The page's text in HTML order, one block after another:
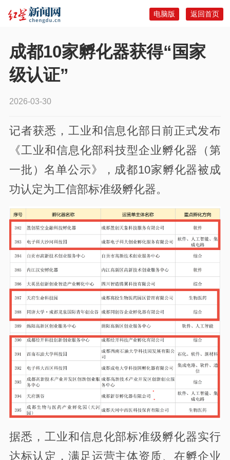
返回首页
电脑版
成都10家孵化器获得“国家
级认证”
2026-03-30
记者获悉，工业和信息化部日前正式发布
《工业和信息化部科技型企业孵化器（第
一批）名单公示》，成都10家孵化器被成
功认定为工信部标准级孵化器。
据悉，工业和信息化部标准级孵化器实行
达标认定，满足运营主体资质、在孵企业